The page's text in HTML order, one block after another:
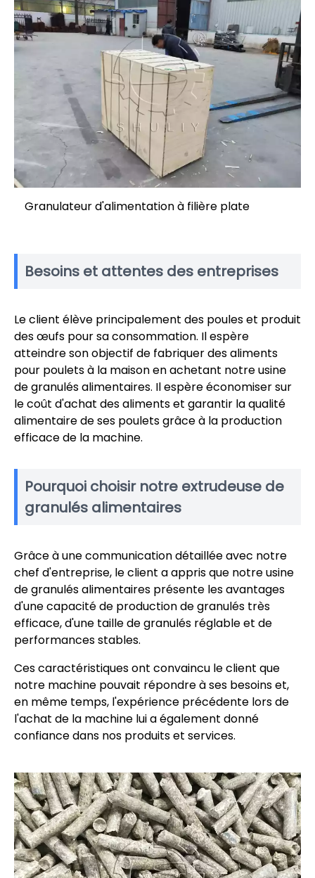
Granulateur d'alimentation à filière plate
Besoins et attentes des entreprises
Le client élève principalement des poules et produit
des œufs pour sa consommation. Il espère
atteindre son objectif de fabriquer des aliments
pour poulets à la maison en achetant notre usine
de granulés alimentaires. Il espère économiser sur
le coût d'achat des aliments et garantir la qualité
alimentaire de ses poulets grâce à la production
efficace de la machine.
Pourquoi choisir notre extrudeuse de
granulés alimentaires
Grâce à une communication détaillée avec notre
chef d'entreprise, le client a appris que notre usine
de granulés alimentaires présente les avantages
d'une capacité de production de granulés très
efficace, d'une taille de granulés réglable et de
performances stables.
Ces caractéristiques ont convaincu le client que
notre machine pouvait répondre à ses besoins et,
en même temps, l'expérience précédente lors de
l'achat de la machine lui a également donné
confiance dans nos produits et services.